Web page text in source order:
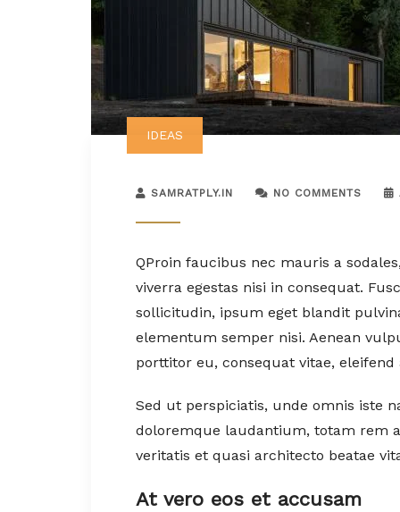
IDEAS
SAMRATPLY.IN NO COMMENTS
QProin faucibus nec mauris a
viverra egestas nisi in consequat.
sollicitudin, ipsum eget blandit
elementum semper nisi. Aenean
porttitor eu, consequat vitae, eleifend
Sed ut perspiciatis, unde omnis iste
doloremque laudantium, totam rem
veritatis et quasi architecto beatae
At vero eos et accusam